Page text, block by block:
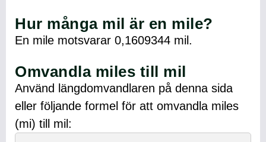
Hur många mil är en mile?
En mile motsvarar 0,1609344 mil.
Omvandla miles till mil
Använd längdomvandlaren på denna sida
eller följande formel för att omvandla miles
(mi) till mil: